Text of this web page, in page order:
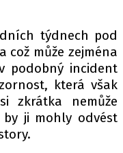
video?
týdnech pod
což může zejména
podobný incident
která však
zkrátka nemůže
ji mohly odvést